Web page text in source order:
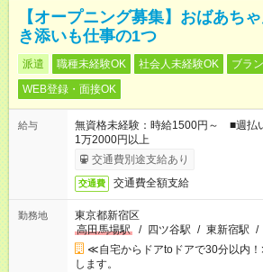
【オープニング募集】おばあち
き添いも仕事の1つ
派遣 職種未経験OK 社会人未経験OK
ブラ
WEB登録・面接OK
給与
無資格未経験：時給1500円～ ■週
1万2000円以上
交通費別途支給あり
交通費 交通費全額支給
勤務地
東京都新宿区
高田馬場駅
/ 四ツ谷駅 / 東新宿駅 /
≪自宅からドアtoドアで30分以内
します。